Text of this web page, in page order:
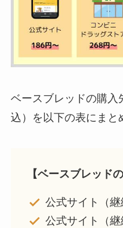
ベースブレッドの購入
込）を以下の表にまと
【ベースブレッド
公式サイト（
公式サイト（継